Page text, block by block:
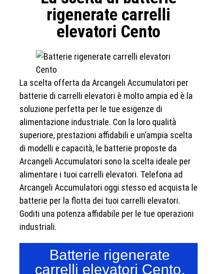
rigenerate carrelli
elevatori Cento
La scelta offerta da Arcangeli Accumulatori per
batterie di carrelli elevatori è molto ampia ed è la
soluzione perfetta per le tue esigenze di
alimentazione industriale. Con la loro qualità
superiore, prestazioni affidabili e un’ampia scelta
di modelli e capacità, le batterie proposte da
Arcangeli Accumulatori sono la scelta ideale per
alimentare i tuoi carrelli elevatori. Telefona ad
Arcangeli Accumulatori oggi stesso ed acquista le
batterie per la flotta dei tuoi carrelli elevatori.
Goditi una potenza affidabile per le tue operazioni
industriali.
Batterie rigenerate
carrelli elevatori Cento.